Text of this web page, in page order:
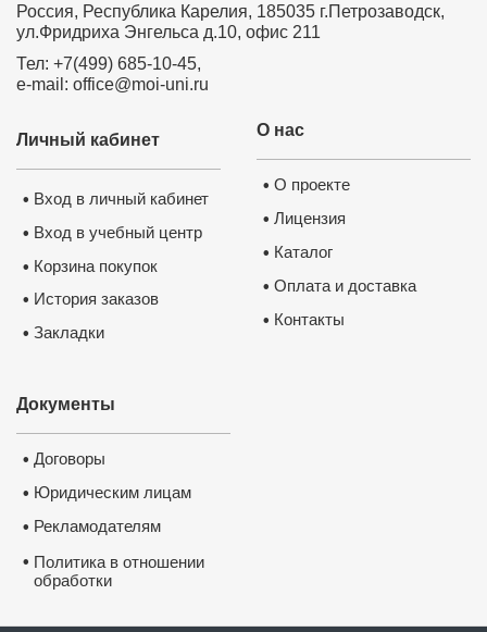
Россия, Республика Карелия, 185035 г.Петрозаводск,
ул.Фридриха Энгельса д.10, офис 211
Тел: +7(499) 685-10-45,
e-mail: office@moi-uni.ru
О нас
• О проекте
• Лицензия
• Каталог
• Оплата и доставка
• Контакты
Личный кабинет
• Вход в личный кабинет
• Вход в учебный центр
• Корзина покупок
• История заказов
• Закладки
Документы
• Договоры
• Юридическим лицам
• Рекламодателям
• Политика в отношении
обработки